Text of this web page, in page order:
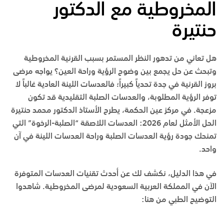
المخروطية مع الدكتور
حنتيرة
هل تعاني من تدهور النظر المستمر بسبب القرنية المخروطية
وتبحث عن حل يجمع بين وضوح الرؤية وراحة العين؟ يواجه مرضى
بروز القرنية في جدة تحدياً كبيراً؛ فالعدسات اللينة العادية غالباً لا
توفر الرؤية المطلوبة، والعدسات الصلبة التقليدية قد تكون
مزعجة. في مركز عين الحكمة، يطرح
الأستاذ الدكتور محمد حنتيرة
الحل الأمثل لعام 2026: العدسات اللاصقة “الصلبة-الرخوة” التي
تمنحك جودة رؤية العدسات الصلبة وراحة العدسات اللينة في آن
واحد.
في هذا الدليل، نكشف لك عن أحدث تقنيات العدسات المتوفرة
الآن في المملكة العربية السعودية لمرضى المخروطية. شاهدوا
التوضيح الطبي من هنا: